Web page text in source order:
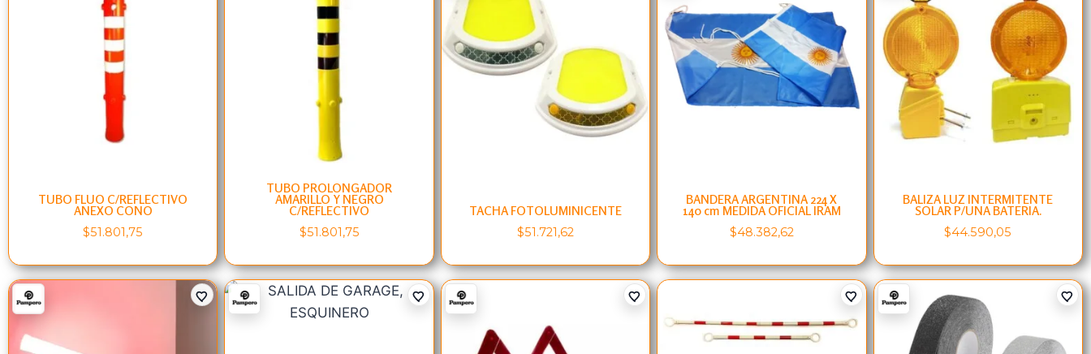
TUBO FLUO C/REFLECTIVO
ANEXO CONO
$51.801,75
TUBO PROLONGADOR
AMARILLO Y NEGRO
C/REFLECTIVO
$51.801,75
TACHA FOTOLUMINICENTE
$51.721,62
BANDERA ARGENTINA 224 X
140 cm MEDIDA OFICIAL IRAM
$48.382,62
BALIZA LUZ INTERMITENTE
SOLAR P/UNA BATERIA.
$44.590,05